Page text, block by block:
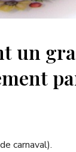
un
carnaval).